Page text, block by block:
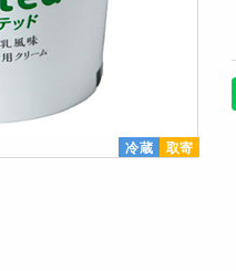
冷蔵 取寄